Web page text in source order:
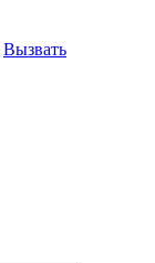
Вызвать